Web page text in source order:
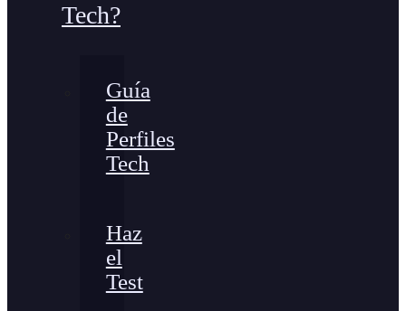
Tech?
Guía
de
Perfiles
Tech
Haz
el
Test